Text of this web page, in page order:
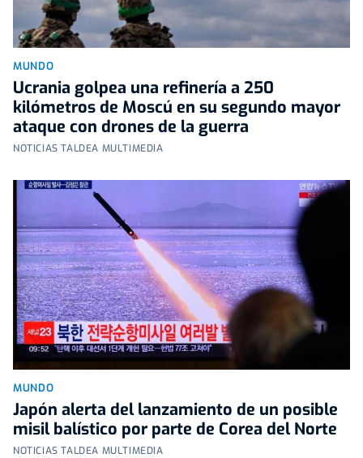
MUNDO
Ucrania golpea una refinería a 250
kilómetros de Moscú en su segundo mayor
ataque con drones de la guerra
NOTICIAS TALDEA MULTIMEDIA
MUNDO
Japón alerta del lanzamiento de un posible
misil balístico por parte de Corea del Norte
NOTICIAS TALDEA MULTIMEDIA